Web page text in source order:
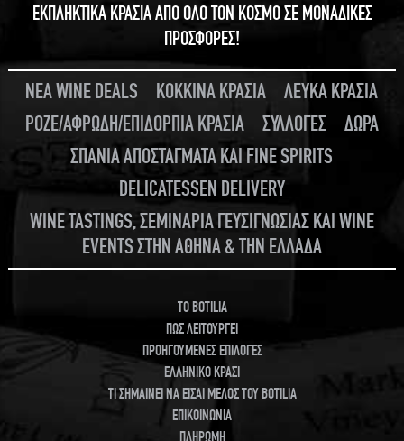
ΕΚΠΛΗΚΤΙΚΑ ΚΡΑΣΙΑ ΑΠΟ ΟΛΟ ΤΟΝ ΚΟΣΜΟ ΣΕ ΜΟΝΑΔΙΚΕΣ
ΠΡΟΣΦΟΡΕΣ!
ΝΕΑ WINE DEALS ΚΟΚΚΙΝΑ ΚΡΑΣΙΑ
ΛΕΥΚΑ ΚΡΑΣΙΑ
ΡΟΖΕ/ΑΦΡΩΔΗ/ΕΠΙΔΟΡΠΙΑ ΚΡΑΣΙΑ
ΣΥΛΛΟΓΕΣ
ΔΩΡΑ
ΣΠΑΝΙΑ ΑΠΟΣΤΑΓΜΑΤΑ ΚΑΙ FINE SPIRITS
DELICATESSEN DELIVERY
WINE TASTINGS, ΣΕΜΙΝΑΡΙΑ ΓΕΥΣΙΓΝΩΣΙΑΣ ΚΑΙ WINE
EVENTS ΣΤΗΝ ΑΘΗΝΑ & ΤΗΝ ΕΛΛΑΔΑ
TO BOTILIA
ΠΩΣ ΛΕΙΤΟΥΡΓΕΙ
ΠΡΟΗΓΟΥΜΕΝΕΣ ΕΠΙΛΟΓΕΣ
ΕΛΛΗΝΙΚΟ ΚΡΑΣΙ
ΤΙ ΣΗΜΑΙΝΕΙ ΝΑ ΕΙΣΑΙ ΜΕΛΟΣ ΤΟΥ BOTILIA
ΕΠΙΚΟΙΝΩΝΙΑ
ΠΛΗΡΩΜΗ